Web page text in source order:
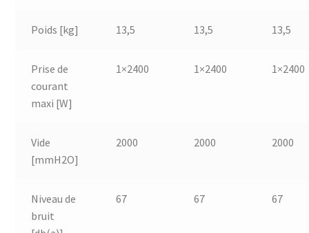
Poids [kg] 13,5 13,5 13,5
Prise de
courant
maxi [W]
1×2400 1×2400 1×2400
Vide
[mmH2O]
2000 2000 2000
Niveau de
bruit
67 67 67